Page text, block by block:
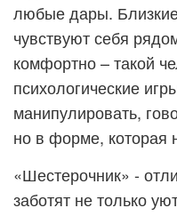
любые дары.
чувствуют себя
комфортно – такой
психологические
манипулировать,
но в форме, которая
«Шестерочник» -
заботят не только